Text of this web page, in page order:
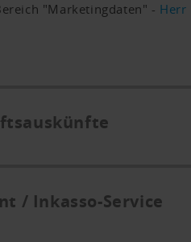
"Marketingdaten" - Herr
/ Inkasso-Service